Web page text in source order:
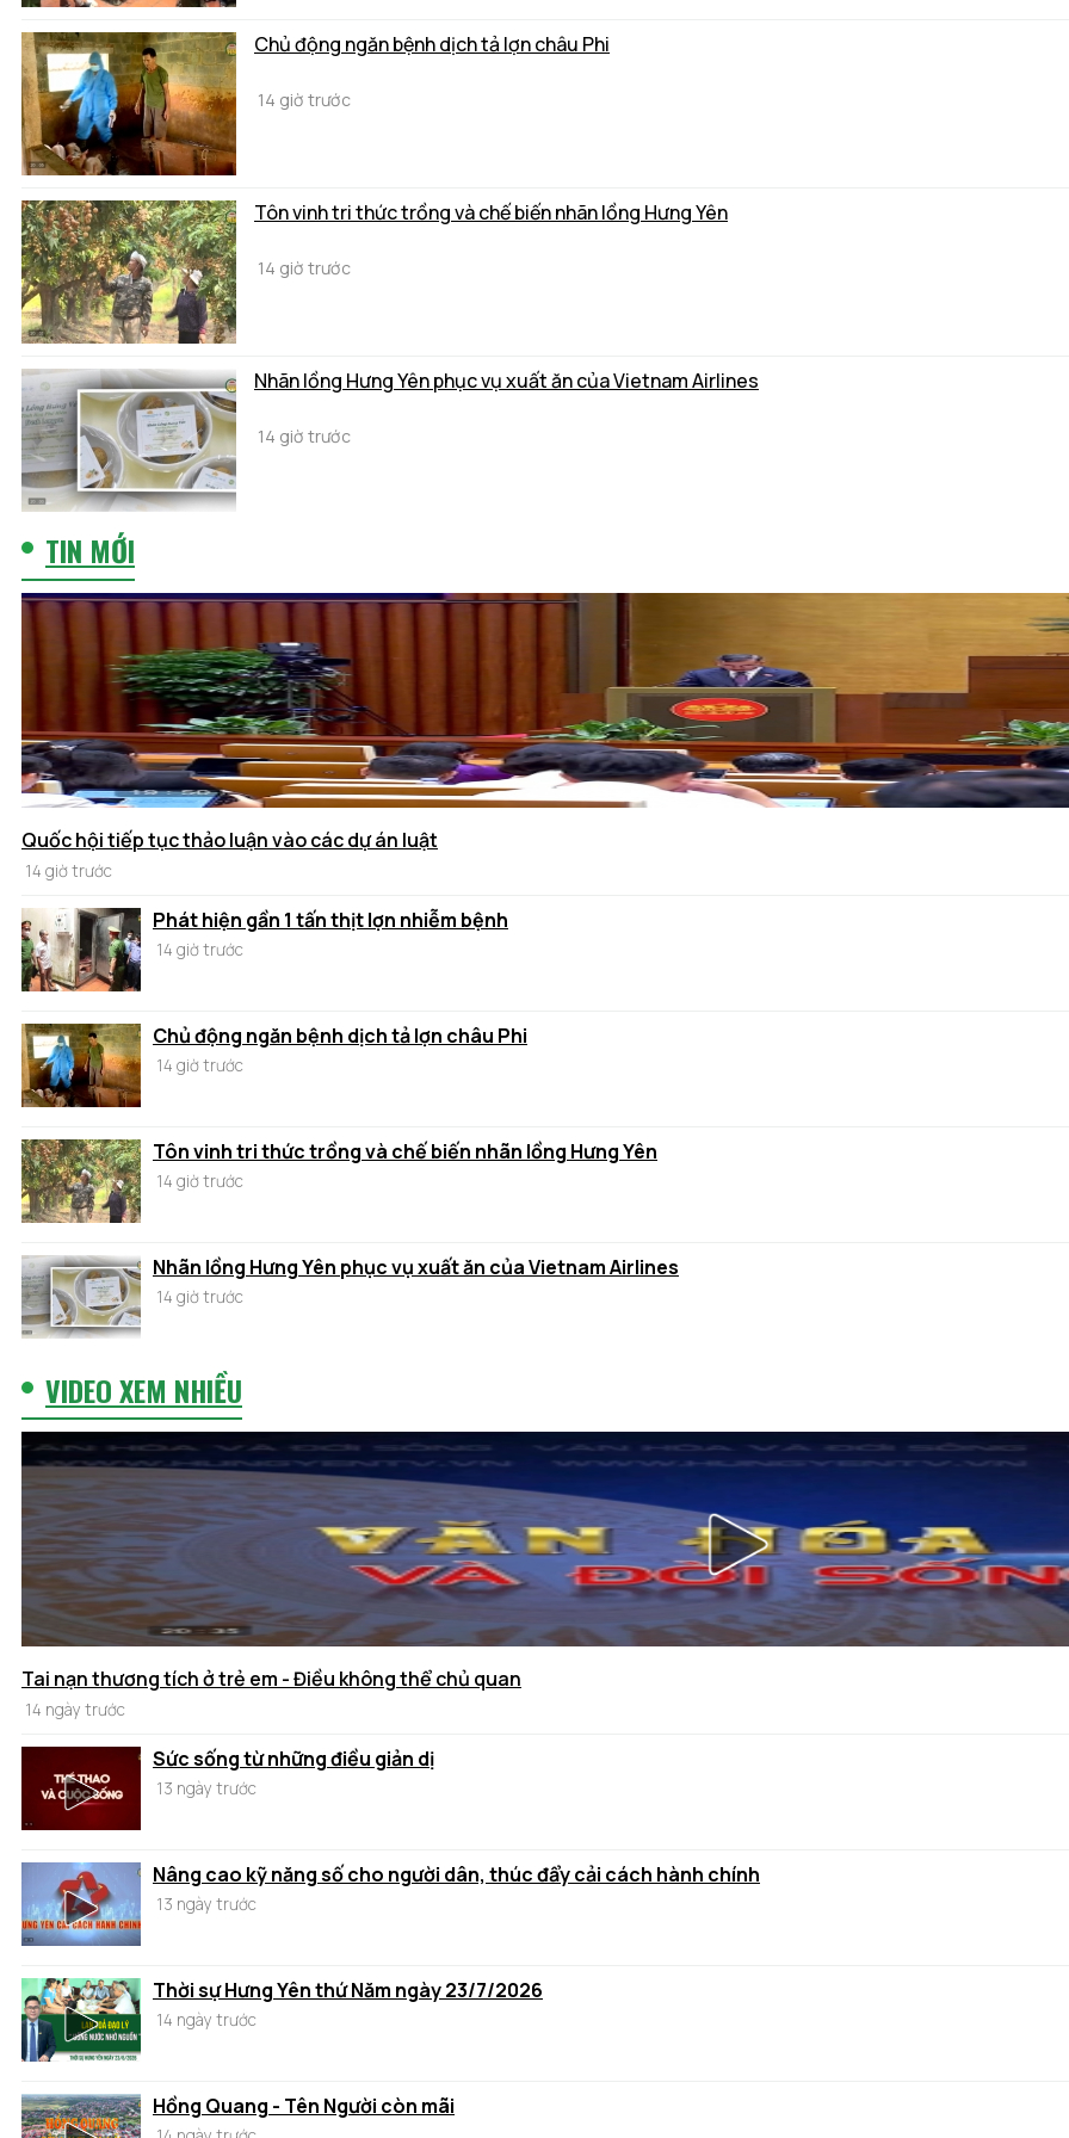
Chủ động ngăn bệnh dịch tả lợn châu Phi
14 giờ trước
Tôn vinh tri thức trồng và chế biến nhãn lồng Hưng Yên
14 giờ trước
Nhãn lồng Hưng Yên phục vụ xuất ăn của Vietnam Airlines
14 giờ trước
TIN MỚI
Quốc hội tiếp tục thảo luận vào các dự án luật
14 giờ trước
Phát hiện gần 1 tấn thịt lợn nhiễm bệnh
14 giờ trước
Chủ động ngăn bệnh dịch tả lợn châu Phi
14 giờ trước
Tôn vinh tri thức trồng và chế biến nhãn lồng Hưng Yên
14 giờ trước
Nhãn lồng Hưng Yên phục vụ xuất ăn của Vietnam Airlines
14 giờ trước
VIDEO XEM NHIỀU
Tai nạn thương tích ở trẻ em - Điều không thể chủ quan
14 ngày trước
Sức sống từ những điều giản dị
13 ngày trước
Nâng cao kỹ năng số cho người dân, thúc đẩy cải cách hành chính
13 ngày trước
Thời sự Hưng Yên thứ Năm ngày 23/7/2026
14 ngày trước
Hồng Quang - Tên Người còn mãi